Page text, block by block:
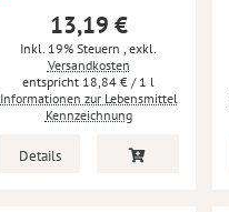
13,19 €
Inkl. 19% Steuern
exkl.
Versandkosten
18,84 € / 1 l
Informationen zur Lebensmittel
Kennzeichnung
Details